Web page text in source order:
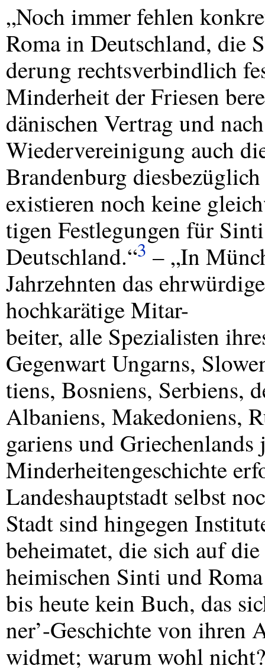
„Noch immer fehlen
Roma in Deutschland, die
derung rechtsverbindlich
Minderheit der Friesen
dänischen Vertrag und
Wiedervereinigung auch
Brandenburg
existieren noch keine
tigen Festlegungen für
Deutschland.“3 – „In
Jahrzehnten das
hochkarätige Mitar-
beiter, alle Spezialisten
Gegenwart Ungarns,
tiens, Bosniens, Serbiens,
Albaniens, Makedoniens,
gariens und
Minderheitengeschichte
Landeshauptstadt selbst
Stadt sind hingegen
beheimatet, die sich auf
heimischen Sinti und
bis heute kein Buch, das
ner’-Geschichte von ihren
widmet; warum wohl